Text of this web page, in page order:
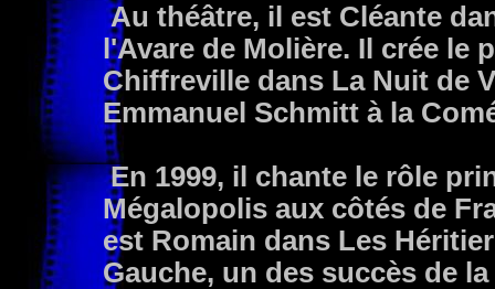
Au théâtre, il est Cléante
l'Avare de Molière. Il crée le
Chiffreville dans La Nuit de
Emmanuel Schmitt à la
En 1999, il chante le rôle
Mégalopolis aux côtés de
est Romain dans Les
Gauche, un des succès de